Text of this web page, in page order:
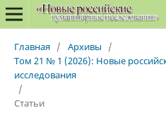
Главная / Архивы
/
Том 21 № 1 (2026): Новые
исследования
/
Статьи